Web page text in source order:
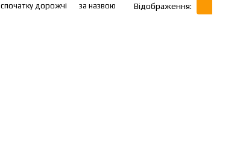
спочатку дорожчі за назвою Відображення: